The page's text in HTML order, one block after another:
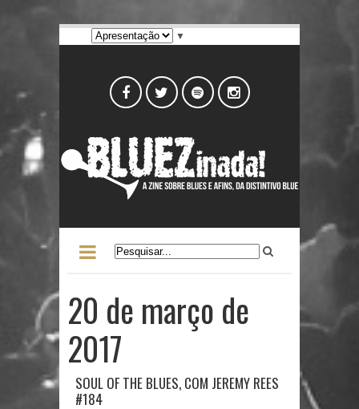
▼
20 de março de
2017
SOUL OF THE BLUES, COM JEREMY REES
#184